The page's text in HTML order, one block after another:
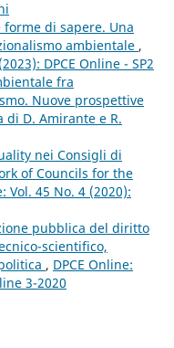
di sapere. Una
ambientale ,
DPCE Online - SP2
fra
Nuove prospettive
di D. Amirante e R.
nei Consigli di
of Councils for the
Vol. 45 No. 4 (2020):
pubblica del diritto
scientifico,
, DPCE Online:
3-2020